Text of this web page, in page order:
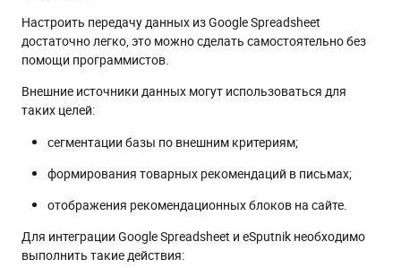
Настроить передачу данных из Google Spreadsheet
достаточно легко, это можно сделать самостоятельно без
помощи программистов.
Внешние источники данных могут использоваться для
таких целей:
сегментации базы по внешним критериям;
формирования товарных рекомендаций в письмах;
отображения рекомендационных блоков на сайте.
Для интеграции Google Spreadsheet и eSputnik необходимо
выполнить такие действия: